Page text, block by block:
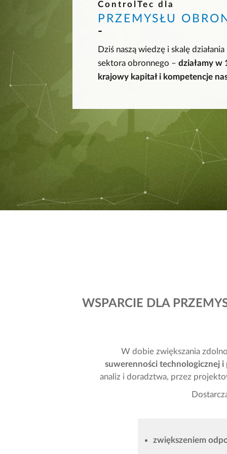
ControlTec dla
PRZEMYSŁU
Dziś naszą wiedzę i skalę
sektora obronnego –działamy w
krajowy kapitał i kompetencje
WSPARCIE DLA
W dobie zwiększania
suwerenności technologicznej i
analiz i doradztwa, przez
zwiększeniem